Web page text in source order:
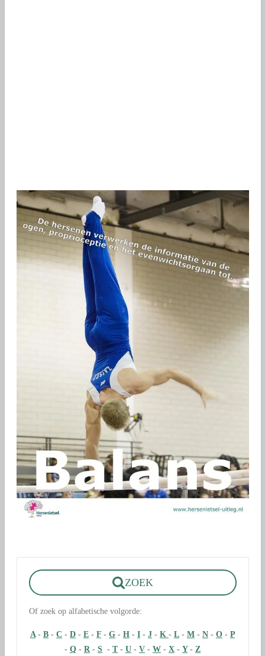
ZOEK
Of zoek op alfabetische volgorde:
A- B - C - D - E - F - G - H - I - J - K - L - M - N - O - P
- Q - R- S - T- U - V - W - X - Y- Z